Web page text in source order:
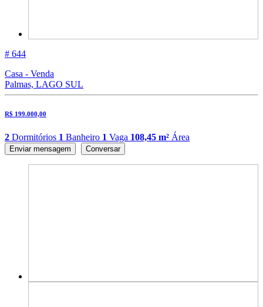
# 644
Casa - Venda
Palmas, LAGO SUL
R$ 199.000,00
2 Dormitórios 1 Banheiro 1 Vaga 108,45 m² Área
Enviar mensagem Conversar